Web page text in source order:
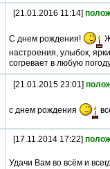
[21.01.2016 11:14]
С днем рождения!
настроения, улыбок,
согревает в любую
[21.01.2015 23:01]
с днем рождения
[17.11.2014 17:22]
Удачи Вам во всём и